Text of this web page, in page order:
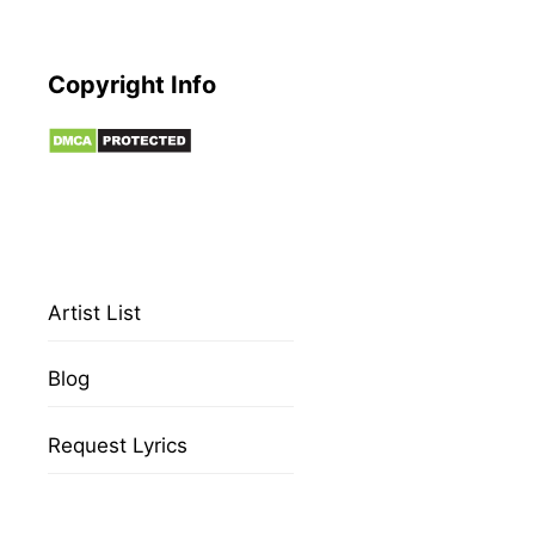
Copyright Info
Artist List
Blog
Request Lyrics